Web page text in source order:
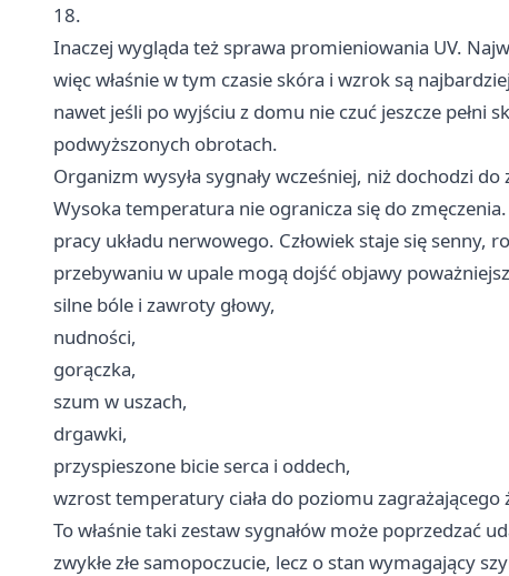
18.
Inaczej wygląda też sprawa promieniowania UV.
więc właśnie w tym czasie skóra i wzrok są
nawet jeśli po wyjściu z domu nie czuć jeszcze pełni
podwyższonych obrotach.
Organizm wysyła sygnały wcześniej, niż dochodzi do
Wysoka temperatura nie ogranicza się do
pracy układu nerwowego. Człowiek staje się senny,
przebywaniu w upale mogą dojść objawy
silne bóle i zawroty głowy,
nudności,
gorączka,
szum w uszach,
drgawki,
przyspieszone bicie serca i oddech,
wzrost temperatury ciała do poziomu zagrażającego
To właśnie taki zestaw sygnałów może poprzedzać
zwykłe złe samopoczucie, lecz o stan wymagający